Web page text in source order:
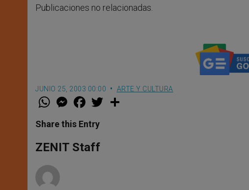
Publicaciones no relacionadas.
JUNIO 25, 2003 00:00 ARTE Y CULTURA
W
t
s
p
p
M
e
s
e
g
e
F
a
e
b
o
k
w
Share this Entry
ZENIT Staff